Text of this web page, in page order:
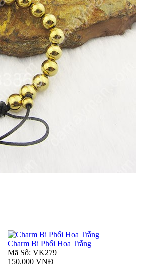
Charm Bi Phối Hoa Trắng
Mã Số: VK279
150.000 VNĐ